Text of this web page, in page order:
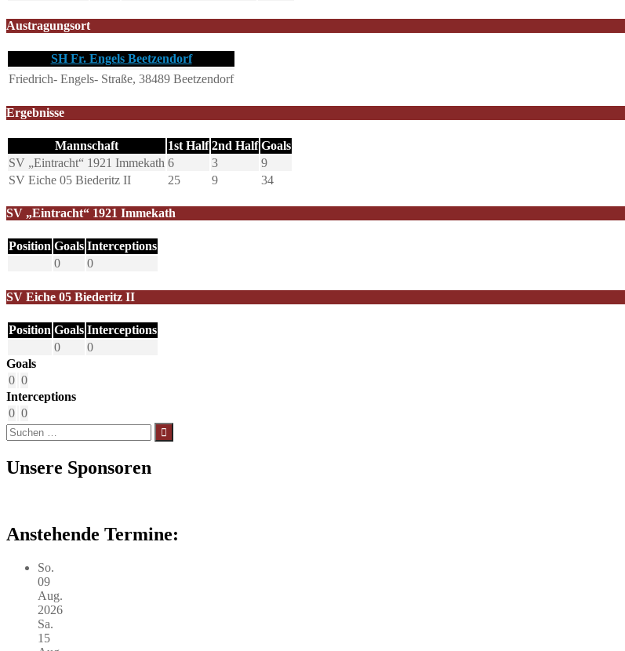
Austragungsort
SH Fr. Engels Beetzendorf
Friedrich- Engels- Straße, 38489 Beetzendorf
Ergebnisse
Mannschaft 1st Half 2nd Half Goals
SV „Eintracht“ 1921 Immekath 6 3
9
SV Eiche 05 Biederitz II
25 9 34
SV „Eintracht“ 1921 Immekath
Position Goals Interceptions
0
0
SV Eiche 05 Biederitz II
Position Goals Interceptions
0
0
Goals
0 0
Interceptions
0 0
Suchen
nach:
Unsere Sponsoren
Anstehende Termine:
So.
09
Aug.
2026
Sa.
15